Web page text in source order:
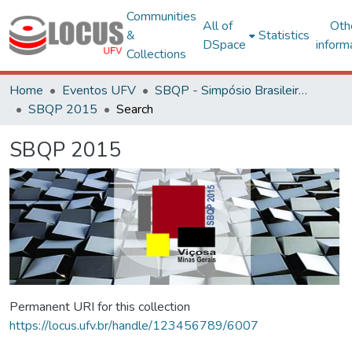
Communities
&
Collections
All of
DSpace
Statistics
Home Eventos UFV
SBQP - Simpósio Brasileiro de Qualidade do Projeto no Ambiente Construído
SBQP 2015
Search
SBQP 2015
Permanent URI for this collection
https://locus.ufv.br/handle/123456789/6007